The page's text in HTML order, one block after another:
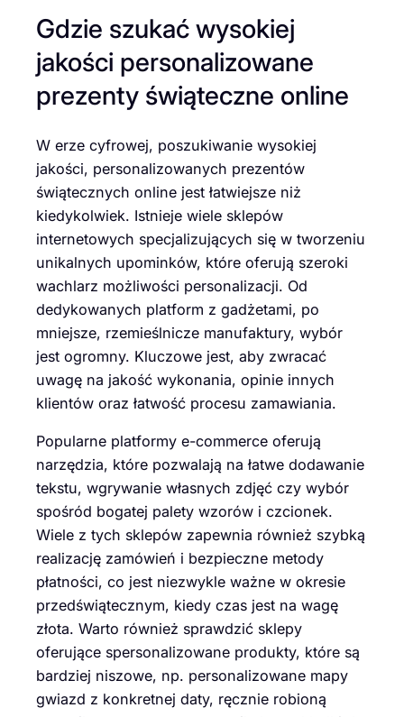
Gdzie szukać wysokiej
jakości personalizowane
prezenty świąteczne online
W erze cyfrowej, poszukiwanie wysokiej
jakości, personalizowanych prezentów
świątecznych online jest łatwiejsze niż
kiedykolwiek. Istnieje wiele sklepów
internetowych specjalizujących się w tworzeniu
unikalnych upominków, które oferują szeroki
wachlarz możliwości personalizacji. Od
dedykowanych platform z gadżetami, po
mniejsze, rzemieślnicze manufaktury, wybór
jest ogromny. Kluczowe jest, aby zwracać
uwagę na jakość wykonania, opinie innych
klientów oraz łatwość procesu zamawiania.
Popularne platformy e-commerce oferują
narzędzia, które pozwalają na łatwe dodawanie
tekstu, wgrywanie własnych zdjęć czy wybór
spośród bogatej palety wzorów i czcionek.
Wiele z tych sklepów zapewnia również szybką
realizację zamówień i bezpieczne metody
płatności, co jest niezwykle ważne w okresie
przedświątecznym, kiedy czas jest na wagę
złota. Warto również sprawdzić sklepy
oferujące spersonalizowane produkty, które są
bardziej niszowe, np. personalizowane mapy
gwiazd z konkretnej daty, ręcznie robioną